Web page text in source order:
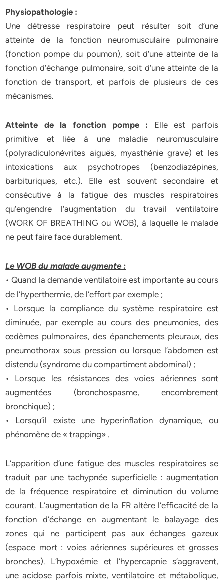
Physiopathologie :
Une détresse respiratoire peut résulter soit d’une
atteinte de la fonction neuromusculaire pulmonaire
(fonction pompe du poumon), soit d’une atteinte de la
fonction d’échange pulmonaire, soit d’une atteinte de la
fonction de transport, et parfois de plusieurs de ces
mécanismes.
Atteinte de la fonction pompe : Elle est parfois
primitive et liée à une maladie neuromusculaire
(polyradiculonévrites aiguës, myasthénie grave) et les
intoxications aux psychotropes (benzodiazépines,
barbituriques, etc.). Elle est souvent secondaire et
consécutive à la fatigue des muscles respiratoires
qu’engendre l’augmentation du travail ventilatoire
(WORK OF BREATHING ou WOB), à laquelle le malade
ne peut faire face durablement.
Le WOB du malade augmente :
• Quand la demande ventilatoire est importante au cours
de l’hyperthermie, de l’effort par exemple ;
• Lorsque la compliance du système respiratoire est
diminuée, par exemple au cours des pneumonies, des
œdèmes pulmonaires, des épanchements pleuraux, des
pneumothorax sous pression ou lorsque l’abdomen est
distendu (syndrome du compartiment abdominal) ;
• Lorsque les résistances des voies aériennes sont
augmentées (bronchospasme, encombrement
bronchique) ;
• Lorsqu’il existe une hyperinflation dynamique, ou
phénomène de « trapping» .
L’apparition d’une fatigue des muscles respiratoires se
traduit par une tachypnée superficielle : augmentation
de la fréquence respiratoire et diminution du volume
courant. L’augmentation de la FR altère l’efficacité de la
fonction d’échange en augmentant le balayage des
zones qui ne participent pas aux échanges gazeux
(espace mort : voies aériennes supérieures et grosses
bronches). L’hypoxémie et l’hypercapnie s’aggravent,
une acidose parfois mixte, ventilatoire et métabolique,